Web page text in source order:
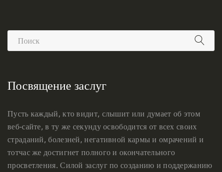
Посвящение заслуг
Пусть каждый, кто видит, слышит или думает об этом
веб-сайте, в ту же секунду освободится от всех своих
страданий, болезней, негативной кармы и омрачений и
тотчас же достигнет полного и окончательного
просветления. Силой заслуг по созданию и поддержанию